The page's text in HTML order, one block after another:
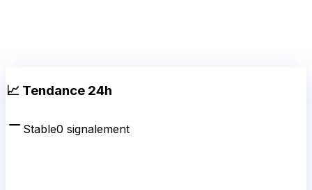
📈 Tendance 24h
Stable0 signalement